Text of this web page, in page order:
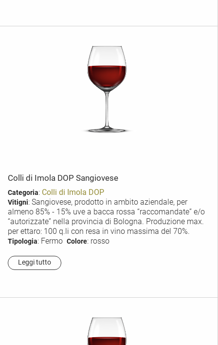
Colli di Imola DOP Sangiovese
Categoria: Colli di Imola DOP
Vitigni: Sangiovese, prodotto in ambito aziendale, per
almeno 85% - 15% uve a bacca rossa “raccomandate” e/o
“autorizzate” nella provincia di Bologna. Produzione max.
per ettaro: 100 q.li con resa in vino massima del 70%.
Tipologia: Fermo Colore: rosso
Leggi tutto